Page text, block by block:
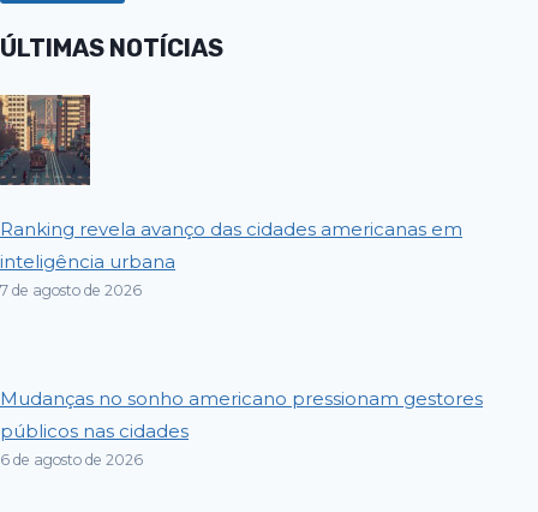
ÚLTIMAS NOTÍCIAS
Ranking revela avanço das cidades americanas em
inteligência urbana
7 de agosto de 2026
Mudanças no sonho americano pressionam gestores
públicos nas cidades
6 de agosto de 2026